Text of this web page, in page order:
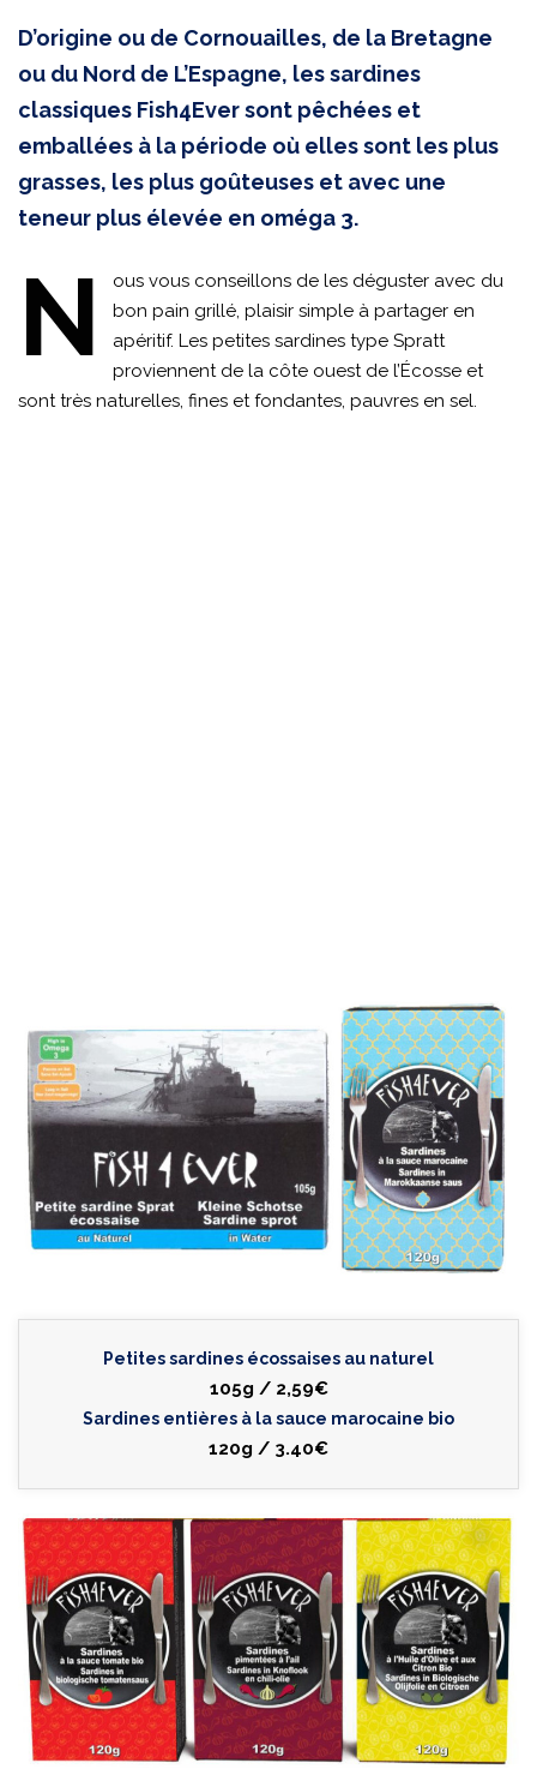
D’origine ou de Cornouailles, de la Bretagne
ou du Nord de L’Espagne, les sardines
classiques Fish4Ever sont pêchées et
emballées à la période où elles sont les plus
grasses, les plus goûteuses et avec une
teneur plus élevée en oméga 3.
N
ous vous conseillons de les déguster avec du
bon pain grillé, plaisir simple à partager en
apéritif. Les petites sardines type Spratt
proviennent de la côte ouest de l’Écosse et
sont très naturelles, fines et fondantes, pauvres en sel.
Petites sardines écossaises au naturel
105g / 2,59€
Sardines entières à la sauce marocaine bio
120g / 3.40€